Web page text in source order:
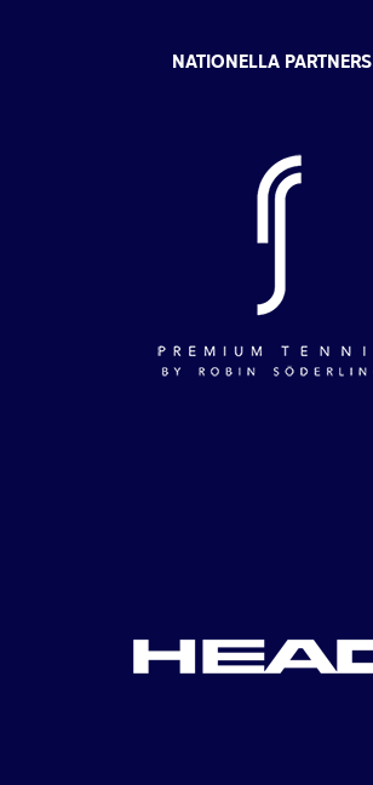
NATIONELLA PARTNERS